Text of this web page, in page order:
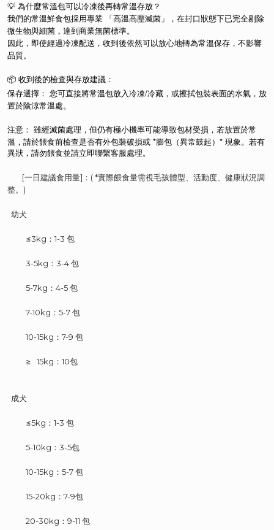
💡 為什麼常溫包可以冷凍後再轉常溫存放？
我們的常溫鮮食包採用專業 「高溫高壓滅菌」，在封口狀態下已完全剔除
微生物與細菌，達到商業無菌標準。
因此，即使經過冷凍配送，收到後依然可以放心地轉為常溫保存，不影響
品質。
📦 收到後的檢查與存放建議：
保存選擇： 您可直接將常溫包放入冷凍/冷藏，或擦拭包裝表面的水氣，放
置於陰涼常溫處。
注意： 雖經滅菌處理，但仍有極小機率可能導致包材受損，若放置於常
溫，請於餵食前檢查是否有外包裝破損或 *膨包（異常鼓起） * 現象。若有
異狀，請勿餵食並請立即聯繫客服處理。
[一日建議食用量]：( *實際餵食量需視毛孩體型、活動度、健康狀況調
整。)
幼犬
≤3kg：1-3 包
3-5kg：3-4 包
5-7kg：4-5 包
7-10kg：5-7 包
10-15kg：7-9 包
≥ 15kg：10包
成犬
≤5kg：1-3 包
5-10kg：3-5包
10-15kg：5-7 包
15-20kg：7-9包
20-30kg：9-11 包